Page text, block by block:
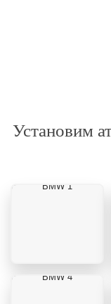
Установим
BMW 1
BMW 4